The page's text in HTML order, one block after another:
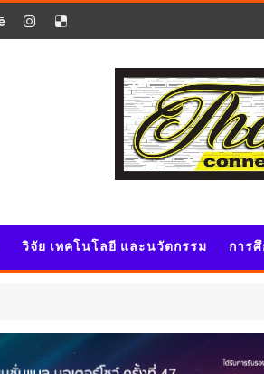
วิจัย เทคโนโลยี และนวัตกรรม การ